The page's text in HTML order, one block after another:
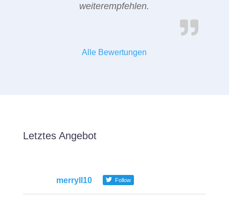
weiterempfehlen.
Alle Bewertungen
Letztes Angebot
merryll10 Follow